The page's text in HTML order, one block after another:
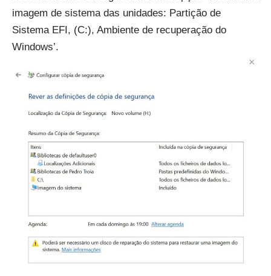
imagem de sistema das unidades: Partição de
Sistema EFI, (C:), Ambiente de recuperação do
Windows’.